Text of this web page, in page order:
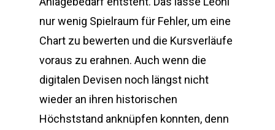
nur wenig Spielraum für Fehler, um eine
Chart zu bewerten und die Kursverläufe
voraus zu erahnen. Auch wenn die
digitalen Devisen noch längst nicht
wieder an ihren historischen
Höchststand anknüpfen konnten, denn